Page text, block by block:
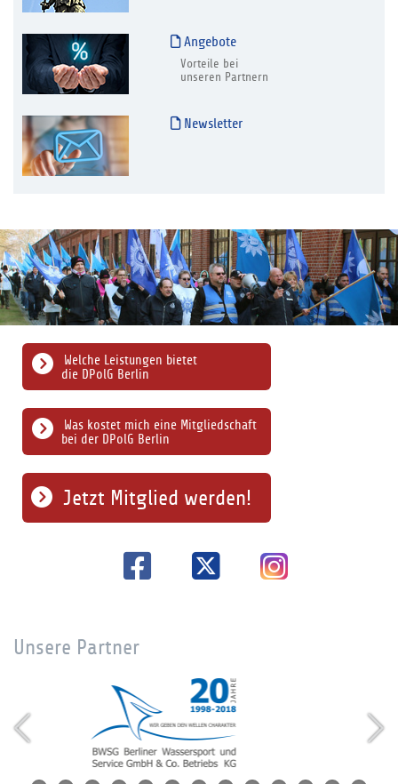
Angebote
Vorteile bei
unseren Partnern
Newsletter
Was kostet mich eine Mitgliedschaft
bei der DPolG Berlin
Welche Leistungen bietet
die DPolG Berlin
Jetzt Mitglied werden!
Unsere Partner